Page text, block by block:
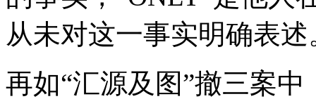
从未对这一事实明确表述
再如“汇源及图”撤三案